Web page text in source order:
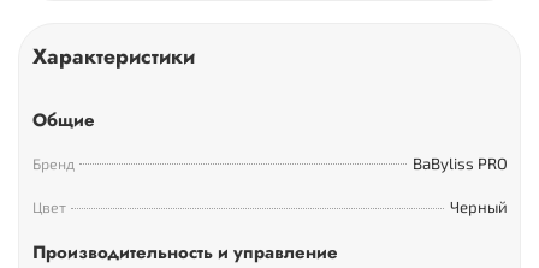
что позволит использовать плойку с любыми волосами вне
мгновенному нагреву за считанные секунды и
обеспечит хороший и равномерный прогрев волос и как
следствие – высокое качество завивки волос. Чтобы в
в модели предусмотрена функция автоматической
Характеристики
Общие
Бренд BaByliss PRO
Цвет Черный
Производительность и управление